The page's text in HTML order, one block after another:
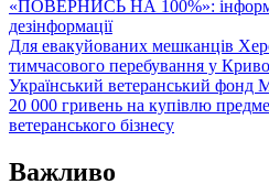
«ПОВЕРНИСЬ НА 100%»:
дезінформації
Для евакуйованих мешканців
тимчасового перебування у
Український ветеранський фонд
20 000 гривень на купівлю
ветеранського бізнесу
Важливо